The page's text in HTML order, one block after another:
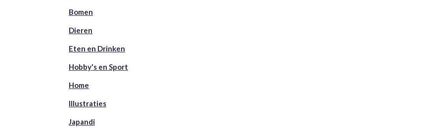
Bomen
Dieren
Eten en Drinken
Hobby's en Sport
Home
Illustraties
Japandi